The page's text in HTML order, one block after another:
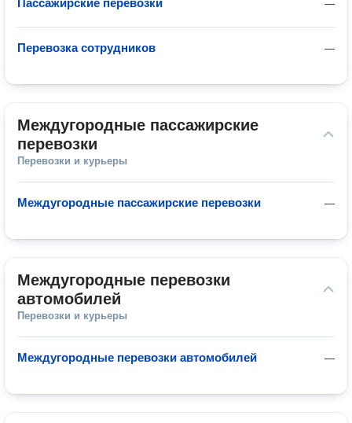
—
Пассажирские перевозки
—
Перевозка сотрудников
Междугородные пассажирские
перевозки
Перевозки и курьеры
—
Междугородные пассажирские перевозки
Междугородные перевозки
автомобилей
Перевозки и курьеры
—
Междугородные перевозки автомобилей